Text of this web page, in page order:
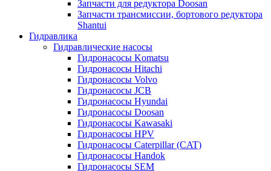
Запчасти для редуктора Doosan
Запчасти трансмиссии, бортового редуктора
Shantui
Гидравлика
Гидравлические насосы
Гидронасосы Komatsu
Гидронасосы Hitachi
Гидронасосы Volvo
Гидронасосы JCB
Гидронасосы Hyundai
Гидронасосы Doosan
Гидронасосы Kawasaki
Гидронасосы HPV
Гидронасосы Caterpillar (CAT)
Гидронасосы Handok
Гидронасосы SEM